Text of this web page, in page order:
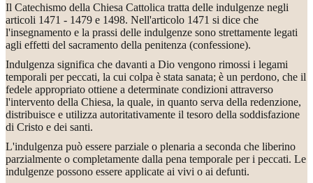
Il Catechismo della Chiesa Cattolica tratta delle indulgenze negli
articoli 1471 - 1479 e 1498. Nell'articolo 1471 si dice che
l'insegnamento e la prassi delle indulgenze sono strettamente legati
agli effetti del sacramento della penitenza (confessione).
Indulgenza significa che davanti a Dio vengono rimossi i legami
temporali per peccati, la cui colpa è stata sanata; è un perdono, che il
fedele appropriato ottiene a determinate condizioni attraverso
l'intervento della Chiesa, la quale, in quanto serva della redenzione,
distribuisce e utilizza autoritativamente il tesoro della soddisfazione
di Cristo e dei santi.
L'indulgenza può essere parziale o plenaria a seconda che liberino
parzialmente o completamente dalla pena temporale per i peccati. Le
indulgenze possono essere applicate ai vivi o ai defunti.